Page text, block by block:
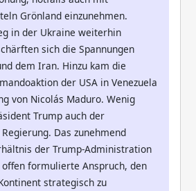
Grönland einzunehmen.
in der Ukraine weiterhin
sich die Spannungen
dem Iran. Hinzu kam die
der USA in Venezuela
von Nicolás Maduro. Wenig
Trump auch der
Das zunehmend
der Trump-Administration
formulierte Anspruch, den
strategisch zu